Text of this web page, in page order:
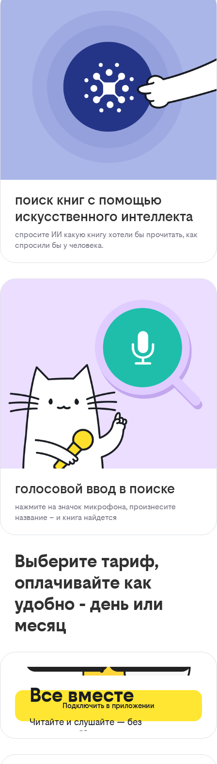
поиск книг с помощью
искусственного интеллекта
спросите ИИ какую книгу хотели бы прочитать, как
спросили бы у человека.
голосовой ввод в поиске
нажмите на значок микрофона, произнесите
название – и книга найдется
Выберите тариф,
оплачивайте как
удобно - день или
месяц
Все вместе
Читайте и слушайте — без
ограничений*
Подключить в приложении